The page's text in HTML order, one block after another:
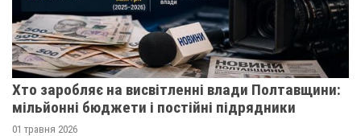
Хто заробляє на висвітленні влади Полтавщини:
мільйонні бюджети і постійні підрядники
01 травня 2026